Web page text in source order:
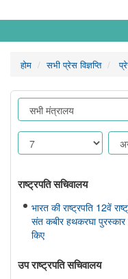
होम सभी प्रेस विज्ञप्ति
राष्ट्रपति सचिवालय
भारत की राष्ट्रपति 12वें
संत कबीर हथकरघा पुरस्कार
किए
उप राष्ट्रपति सचिवालय